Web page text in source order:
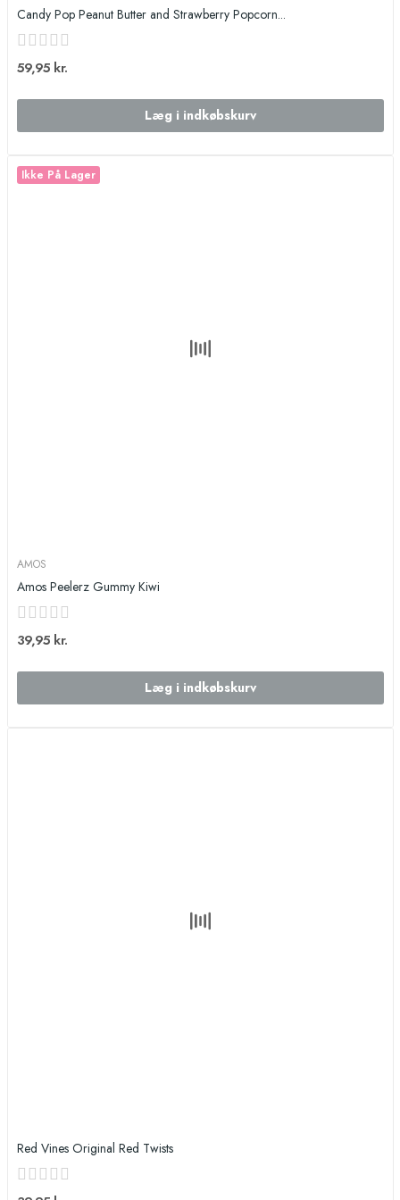
Candy Pop Peanut Butter and Strawberry Popcorn...
59,95 kr.
Læg i indkøbskurv
Ikke På Lager
AMOS
Amos Peelerz Gummy Kiwi
39,95 kr.
Læg i indkøbskurv
Red Vines Original Red Twists